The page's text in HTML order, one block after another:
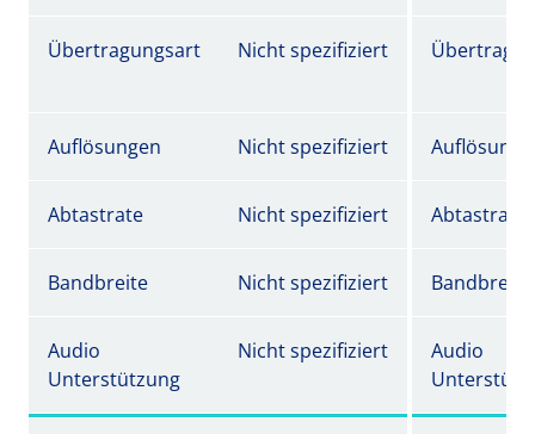
Übertragungsart Nicht spezifiziert
Auflösungen Nicht spezifiziert
Abtastrate Nicht spezifiziert Abtastrate
Bandbreite Nicht spezifiziert Bandbreite
Audio
Unterstützung
Nicht spezifiziert
Audio